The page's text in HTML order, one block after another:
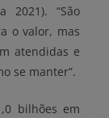
2021). “São
o valor, mas
atendidas e
se manter”.
bilhões em